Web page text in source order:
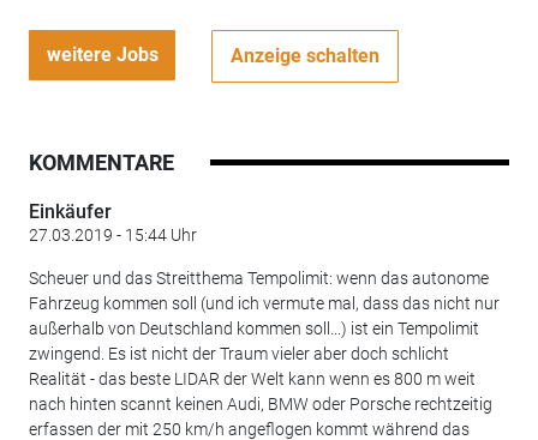
weitere Jobs Anzeige schalten
KOMMENTARE
Einkäufer
27.03.2019 - 15:44 Uhr
Scheuer und das Streitthema Tempolimit: wenn das autonome
Fahrzeug kommen soll (und ich vermute mal, dass das nicht nur
außerhalb von Deutschland kommen soll...) ist ein Tempolimit
zwingend. Es ist nicht der Traum vieler aber doch schlicht
Realität - das beste LIDAR der Welt kann wenn es 800 m weit
nach hinten scannt keinen Audi, BMW oder Porsche rechtzeitig
erfassen der mit 250 km/h angeflogen kommt während das